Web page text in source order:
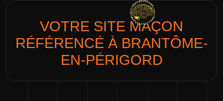
VOTRE SITE MAÇON
RÉFÉRENCÉ À BRANTÔME-
EN-PÉRIGORD